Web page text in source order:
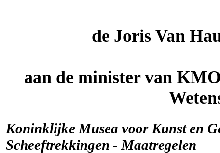
de Joris Van
aan de minister van
Koninklijke Musea voor Kunst en
Scheeftrekkingen - Maatregelen